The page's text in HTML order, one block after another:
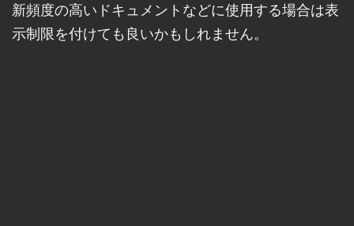
新頻度の高いドキュメントなどに使用する場合は表
示制限を付けても良いかもしれません。